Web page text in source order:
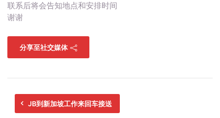
联系后将会告知地点和安排时间
谢谢
分享至社交媒体
JB到新加坡工作来回车接送